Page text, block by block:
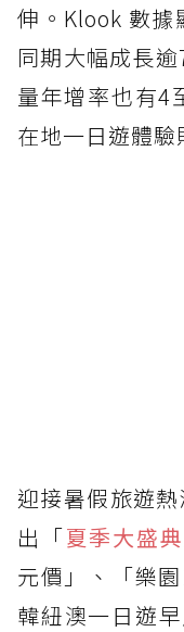
伸。Klook 數據
同期大幅成長
量年增率也有4
在地一日遊體驗
迎接暑假旅遊
出「夏季大盛典
元價」、「樂
韓紐澳一日遊